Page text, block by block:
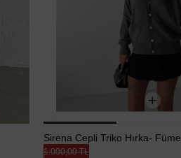
Sirena Cepli Triko Hırka- Füme
1.000,00 TL